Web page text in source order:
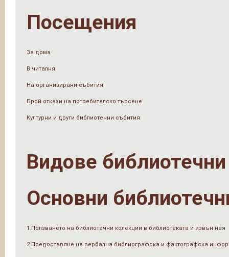
Посещения
За дома
В читалня
На организирани събития
Брой откази на потребителско търсене
Културни и други библиотечни събития
Видове библиотечни
Основни
1.Ползването на библиотечни колекции в библиотеката и извън нея
2.Предоставяне на вербална библиографска и фактографска